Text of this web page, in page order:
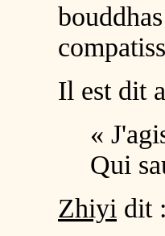
Il est dit
«
Qui
Zhiyi dit :